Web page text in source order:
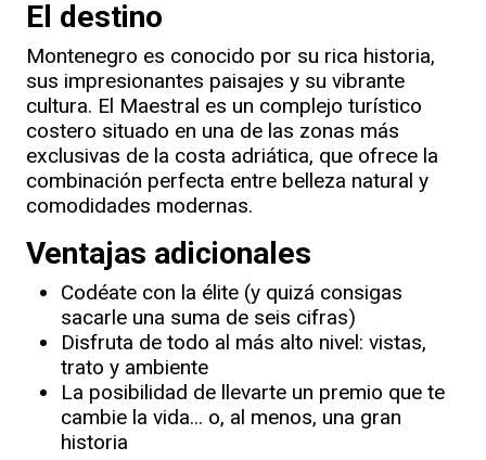
El destino
Montenegro es conocido por su rica historia,
sus impresionantes paisajes y su vibrante
cultura. El Maestral es un complejo turístico
costero situado en una de las zonas más
exclusivas de la costa adriática, que ofrece la
combinación perfecta entre belleza natural y
comodidades modernas.
Ventajas adicionales
Codéate con la élite (y quizá consigas
sacarle una suma de seis cifras)
Disfruta de todo al más alto nivel: vistas,
trato y ambiente
La posibilidad de llevarte un premio que te
cambie la vida... o, al menos, una gran
historia